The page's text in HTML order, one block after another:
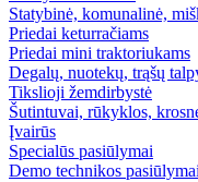
Statybinė, komunalinė,
Priedai keturračiams
Priedai mini traktoriukams
Degalų, nuotekų, trąšų
Tikslioji žemdirbystė
Šutintuvai, rūkyklos,
Įvairūs
Specialūs pasiūlymai
Demo technikos pasiūlymai